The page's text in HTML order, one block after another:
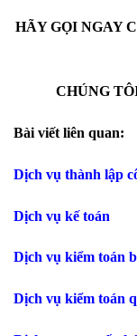
HÃY GỌI NGAY
CHÚNG
Bài viết liên quan:
Dịch vụ thành lập
Dịch vụ kế toán
Dịch vụ kiểm toán
Dịch vụ kiểm toán